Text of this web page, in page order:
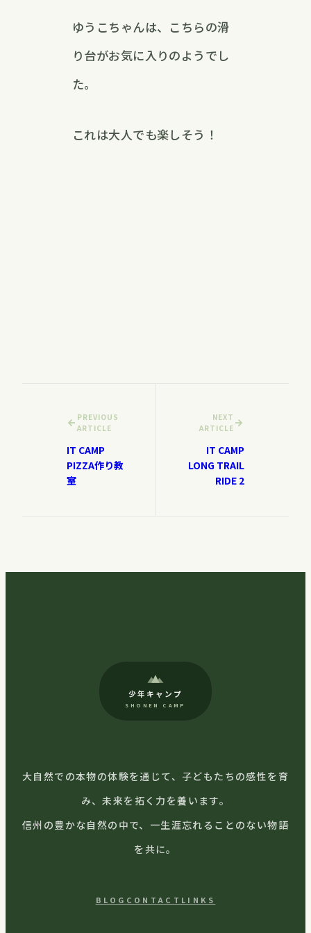
ゆうこちゃんは、こちらの滑
り台がお気に入りのようでし
た。
これは大人でも楽しそう！
PREVIOUS
ARTICLE
IT CAMP
PIZZA作り教
室
NEXT
ARTICLE
IT CAMP
LONG TRAIL
RIDE 2
少年キャンプ
SHONEN CAMP
大自然での本物の体験を通じて、子どもたちの感性を育
み、未来を拓く力を養います。
信州の豊かな自然の中で、一生涯忘れることのない物語
を共に。
BLOG CONTACT LINKS